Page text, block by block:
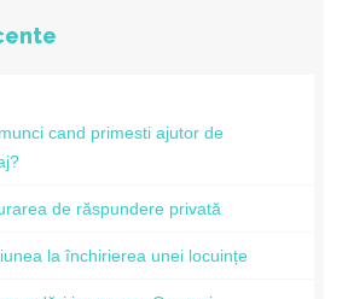
cand primesti ajutor de
de răspundere privată
la închirierea unei locuințe